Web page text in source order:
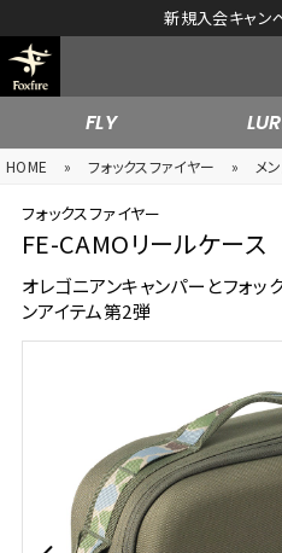
新規入会キャン
FLY
HOME » フォックスファイヤー » メ
フォックスファイヤー
FE-CAMOリールケース
オレゴニアンキャンパーとフォッ
ンアイテム第2弾